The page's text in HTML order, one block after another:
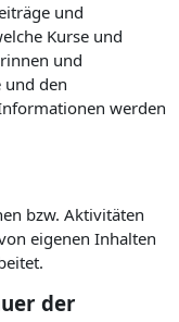
und
Kurse und
und
und den
werden
bzw. Aktivitäten
eigenen Inhalten
der